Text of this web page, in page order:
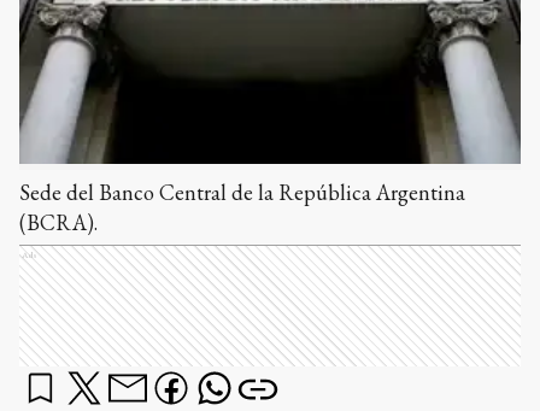
Sede del Banco Central de la República Argentina
(BCRA).
Ads